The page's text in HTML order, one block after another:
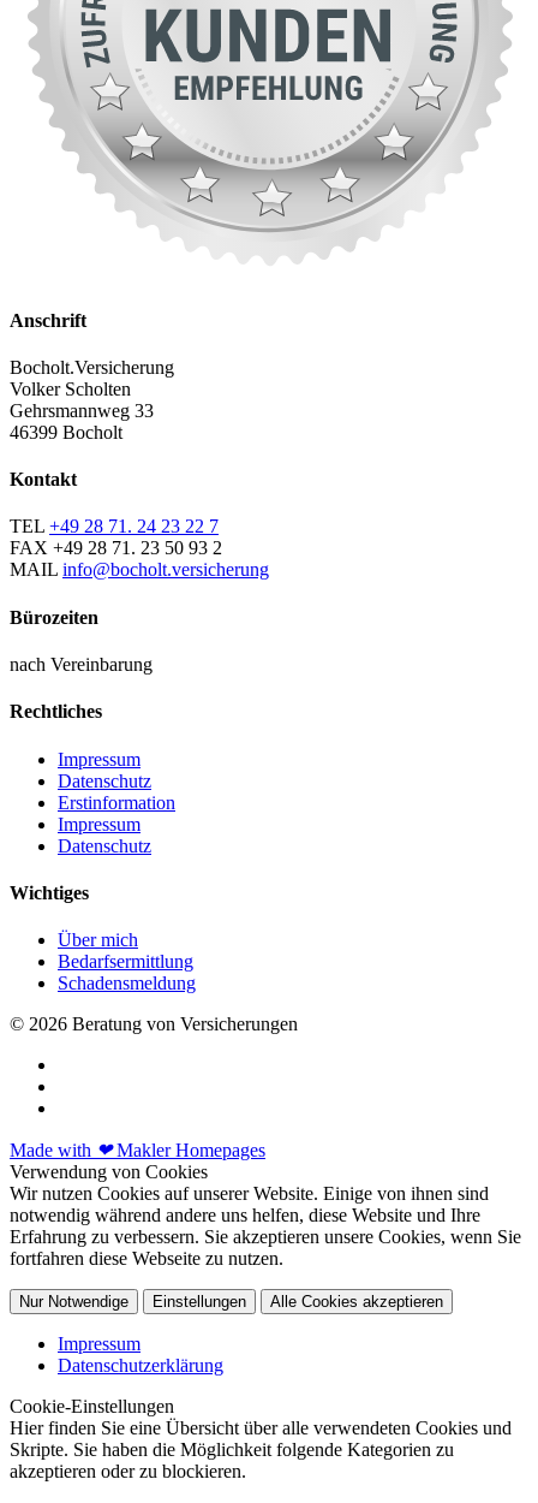
Anschrift
Bocholt.Versicherung
Volker Scholten
Gehrsmannweg 33
46399 Bocholt
Kontakt
TEL +49 28 71. 24 23 22 7
FAX +49 28 71. 23 50 93 2
MAIL info@bocholt.versicherung
Bürozeiten
nach Vereinbarung
Rechtliches
Impressum
Datenschutz
Erstinformation
Impressum
Datenschutz
Wichtiges
Über mich
Bedarfsermittlung
Schadensmeldung
© 2026 Beratung von Versicherungen
Made with ❤Makler Homepages
Verwendung von Cookies
Wir nutzen Cookies auf unserer Website. Einige von ihnen sind
notwendig während andere uns helfen, diese Website und Ihre
Erfahrung zu verbessern. Sie akzeptieren unsere Cookies, wenn Sie
fortfahren diese Webseite zu nutzen.
Nur Notwendige Einstellungen Alle Cookies akzeptieren
Impressum
Datenschutzerklärung
Cookie-Einstellungen
Hier finden Sie eine Übersicht über alle verwendeten Cookies und
Skripte. Sie haben die Möglichkeit folgende Kategorien zu
akzeptieren oder zu blockieren.